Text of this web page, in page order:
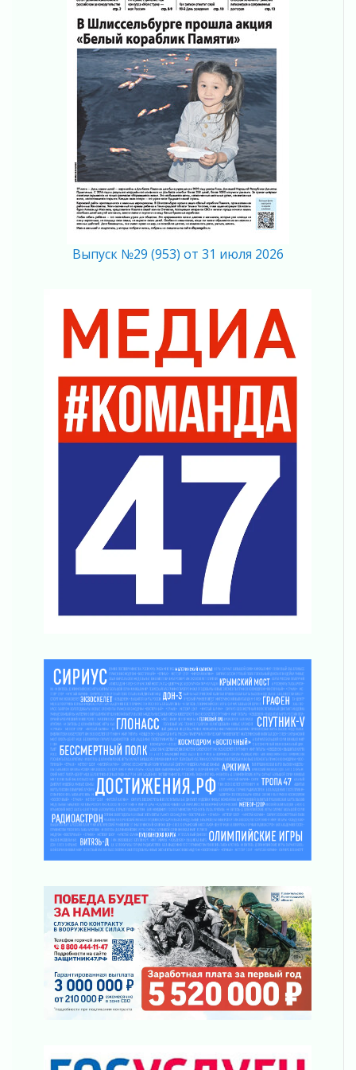
02 августа 2026
Ленобласть внедрила передовую подготовку
операторов БПЛА
02 августа 2026
В Ивангороде появилась «Избушка-
воробушка»
02 августа 2026
Юхла, мука, кантеле и Водяной
01 августа 2026
Лето катится с горки
01 августа 2026
В Ленобласти открылась экспозиция к 150-
летию Билибина
01 августа 2026
Болезнь девственниц и вампиров
01 августа 2026
Безмолвный крик о помощи
01 августа 2026
В музей всей семьёй
01 августа 2026
Без заявлений и очередей
Не женское это дело...уверены?
Все силы в кулак
01 августа 2026
Айда на пляж!
01 августа 2026
Один в поле — не воин
Пик топливного кризиса в регионе прошёл
31 июля 2026
Ленинградцы — бойцам «Барс-Ленинградец»
31 июля 2026
Маршрутами будущего — к заветной цели
31 июля 2026
«Корвет» на страже
31 июля 2026
Правила для жизни
31 июля 2026
С рабочим визитом
31 июля 2026
кораблик Памяти»
31 июля 2026
Новые возможности для творчества
31 июля 2026
За сухими цифрами — реальная жизнь
31 июля 2026
От инженера-создателя к волонтёрам
Генеральная репетиция векового юбилея
Выпуск №29 (953) от 31 июля 2026